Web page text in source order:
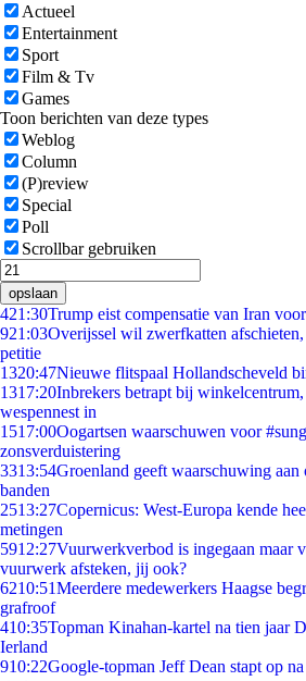
Actueel
Entertainment
Sport
Film & Tv
Games
Toon berichten van deze types
Weblog
Column
(P)review
Special
Poll
Scrollbar gebruiken
opslaan
421:30Trump eist compensatie van Iran
921:03Overijssel wil zwerfkatten afschieten,
petitie
1320:47Nieuwe flitspaal Hollandscheveld
1317:20Inbrekers betrapt bij
wespennest in
1517:00Oogartsen waarschuwen voor
zonsverduistering
3313:54Groenland geeft waarschuwing
banden
2513:27Copernicus: West-Europa kende
metingen
5912:27Vuurwerkverbod is ingegaan maar
vuurwerk afsteken, jij ook?
6210:51Meerdere medewerkers Haagse
grafroof
410:35Topman Kinahan-kartel na tien jaar
Ierland
910:22Google-topman Jeff Dean stapt op